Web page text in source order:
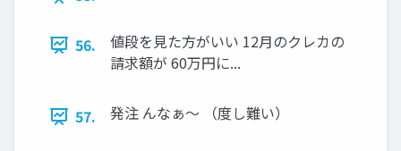
56.
値段を見た方がいい 12月のクレカの
請求額が 60万円に...
57. 発注 んなぁ〜 （度し難い）